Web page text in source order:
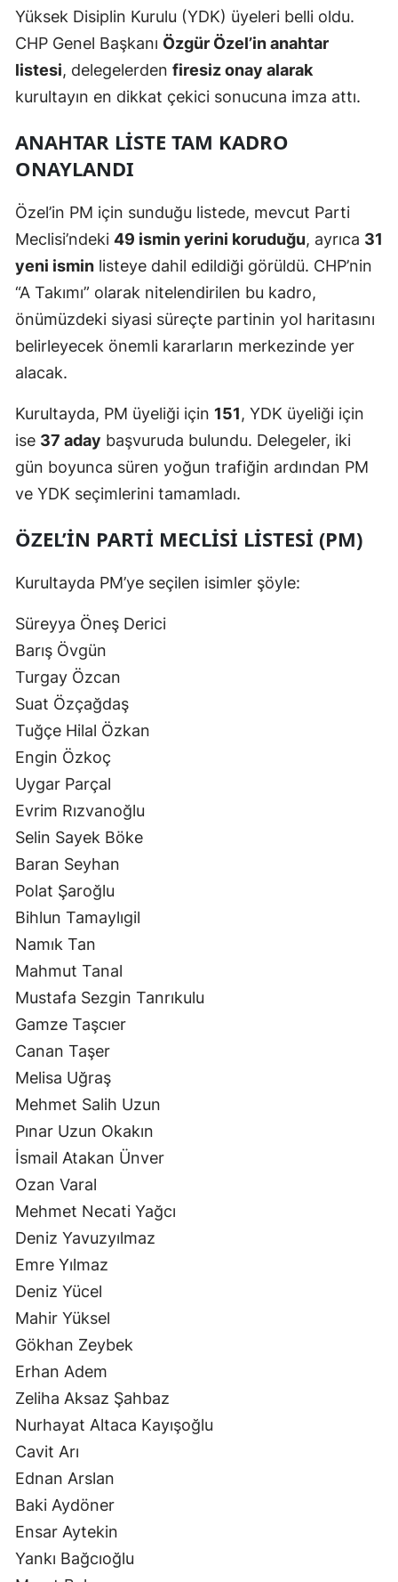
Yüksek Disiplin Kurulu (YDK) üyeleri belli oldu.
CHP Genel Başkanı Özgür Özel’in anahtar
listesi, delegelerden firesiz onay alarak
kurultayın en dikkat çekici sonucuna imza attı.
ANAHTAR LISTE TAM KADRO
ONAYLANDI
Özel’in PM için sunduğu listede, mevcut Parti
Meclisi’ndeki 49 ismin yerini koruduğu, ayrıca 31
yeni ismin listeye dahil edildiği görüldü. CHP’nin
“A Takımı” olarak nitelendirilen bu kadro,
önümüzdeki siyasi süreçte partinin yol haritasını
belirleyecek önemli kararların merkezinde yer
alacak.
Kurultayda, PM üyeliği için 151, YDK üyeliği için
ise 37 aday başvuruda bulundu. Delegeler, iki
gün boyunca süren yoğun trafiğin ardından PM
ve YDK seçimlerini tamamladı.
ÖZEL’IN PARTI MECLISI LISTESI (PM)
Kurultayda PM’ye seçilen isimler şöyle:
Süreyya Öneş Derici
Barış Övgün
Turgay Özcan
Suat Özçağdaş
Tuğçe Hilal Özkan
Engin Özkoç
Uygar Parçal
Evrim Rızvanoğlu
Selin Sayek Böke
Baran Seyhan
Polat Şaroğlu
Bihlun Tamaylıgil
Namık Tan
Mahmut Tanal
Mustafa Sezgin Tanrıkulu
Gamze Taşcıer
Canan Taşer
Melisa Uğraş
Mehmet Salih Uzun
Pınar Uzun Okakın
İsmail Atakan Ünver
Ozan Varal
Mehmet Necati Yağcı
Deniz Yavuzyılmaz
Emre Yılmaz
Deniz Yücel
Mahir Yüksel
Gökhan Zeybek
Erhan Adem
Zeliha Aksaz Şahbaz
Nurhayat Altaca Kayışoğlu
Cavit Arı
Ednan Arslan
Baki Aydöner
Ensar Aytekin
Yankı Bağcıoğlu